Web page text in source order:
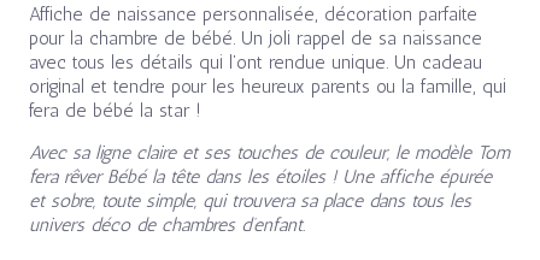
Affiche de naissance personnalisée, décoration parfaite
pour la chambre de bébé. Un joli rappel de sa naissance
avec tous les détails qui l’ont rendue unique. Un cadeau
original et tendre pour les heureux parents ou la famille, qui
fera de bébé la star !
Avec sa ligne claire et ses touches de couleur, le modèle Tom
fera rêver Bébé la tête dans les étoiles ! Une affiche épurée
et sobre, toute simple, qui trouvera sa place dans tous les
univers déco de chambres d’enfant.